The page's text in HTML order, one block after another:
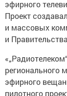
эфирного
Проект
и массовых
и
регионального
эфирного
пилотного